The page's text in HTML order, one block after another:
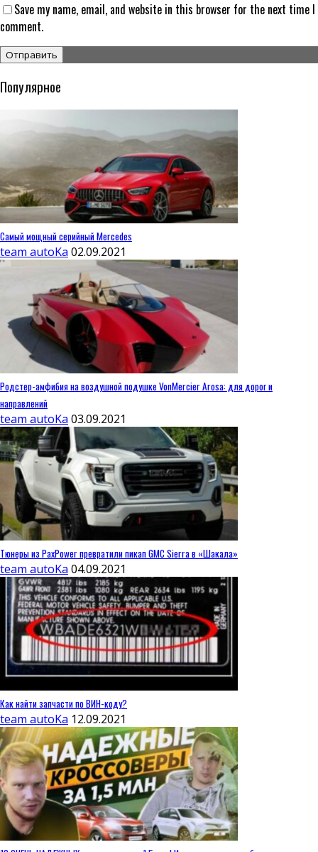
Save my name, email, and website in this browser for the next time I
comment.
Популярное
Самый мощный серийный Mercedes
team autoKa 02.09.2021
Родстер-амфибия на воздушной подушке VonMercier Arosa: для дорог и
направлений
team autoKa 03.09.2021
Тюнеры из PaxPower превратили пикап GMC Sierra в «Шакала»
team autoKa 04.09.2021
Как найти запчасти по ВИН-коду?
team autoKa 12.09.2021